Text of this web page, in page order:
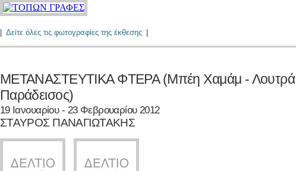
Δείτε όλες τις φωτογραφίες της έκθεσης
ΜΕΤΑΝΑΣΤΕΥΤΙΚΑ ΦΤΕΡΑ (Μπέη Χαμάμ - Λουτρά
Παράδεισος)
19 Ιανουαρίου - 23 Φεβρουαρίου 2012
ΣΤΑΥΡΟΣ ΠΑΝΑΓΙΩΤΑΚΗΣ